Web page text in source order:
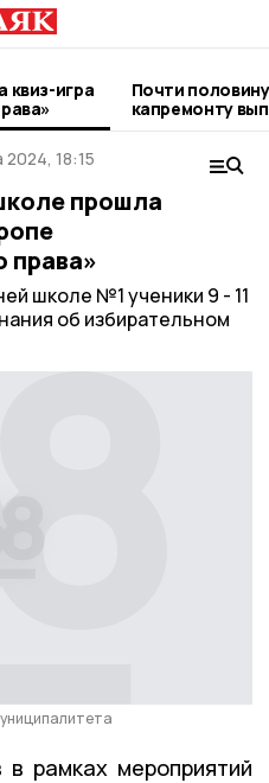
квиз-игра
Почти
капремонту
школе №1
2024, 18:15
прошла
права»
школе №1 ученики 9 - 11
об избирательном
рамках мероприятий